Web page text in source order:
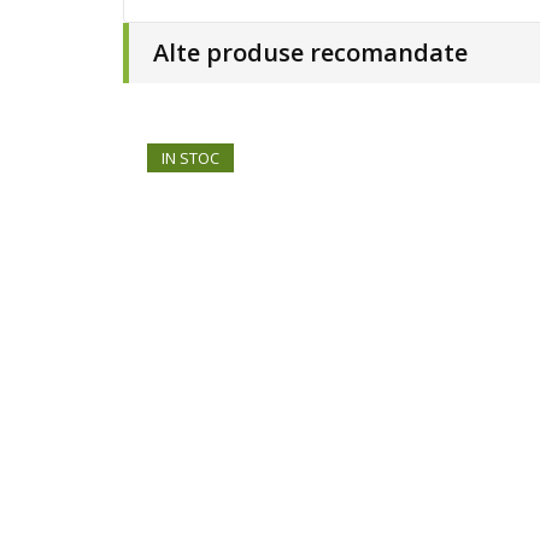
Alte produse recomandate
IN STOC